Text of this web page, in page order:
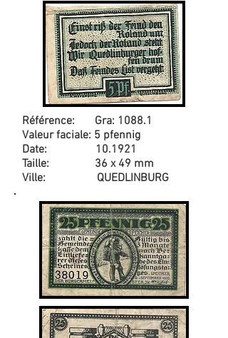
Référence: Gra: 1088.1
Valeur faciale: 5 pfennig
Date: 10.1921
Taille: 36 x 49 mm
Ville: QUEDLINBURG